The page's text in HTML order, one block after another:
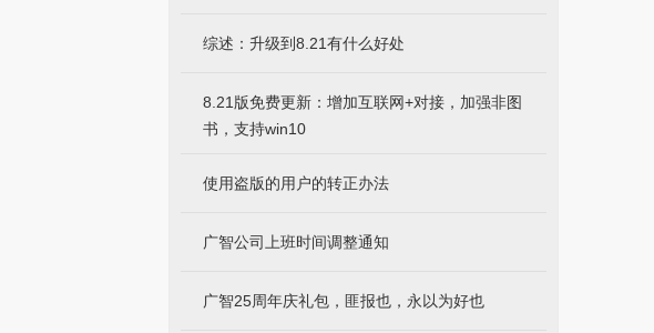
综述：升级到8.21有什么好处
8.21版免费更新：增加互联网+对接，加强非图
书，支持win10
使用盗版的用户的转正办法
广智公司上班时间调整通知
广智25周年庆礼包，匪报也，永以为好也